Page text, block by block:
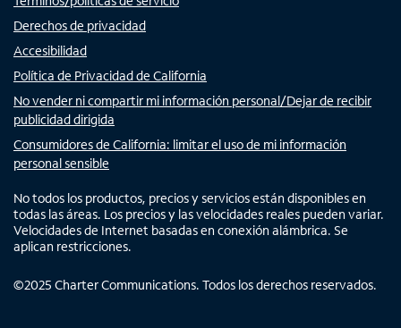
Derechos de privacidad
Accesibilidad
Política de Privacidad de California
No vender ni compartir mi información personal/Dejar de recibir
publicidad dirigida
Consumidores de California: limitar el uso de mi información
personal sensible
No todos los productos, precios y servicios están disponibles en
todas las áreas. Los precios y las velocidades reales pueden variar.
Velocidades de Internet basadas en conexión alámbrica. Se
aplican restricciones.
©2025 Charter Communications. Todos los derechos reservados.